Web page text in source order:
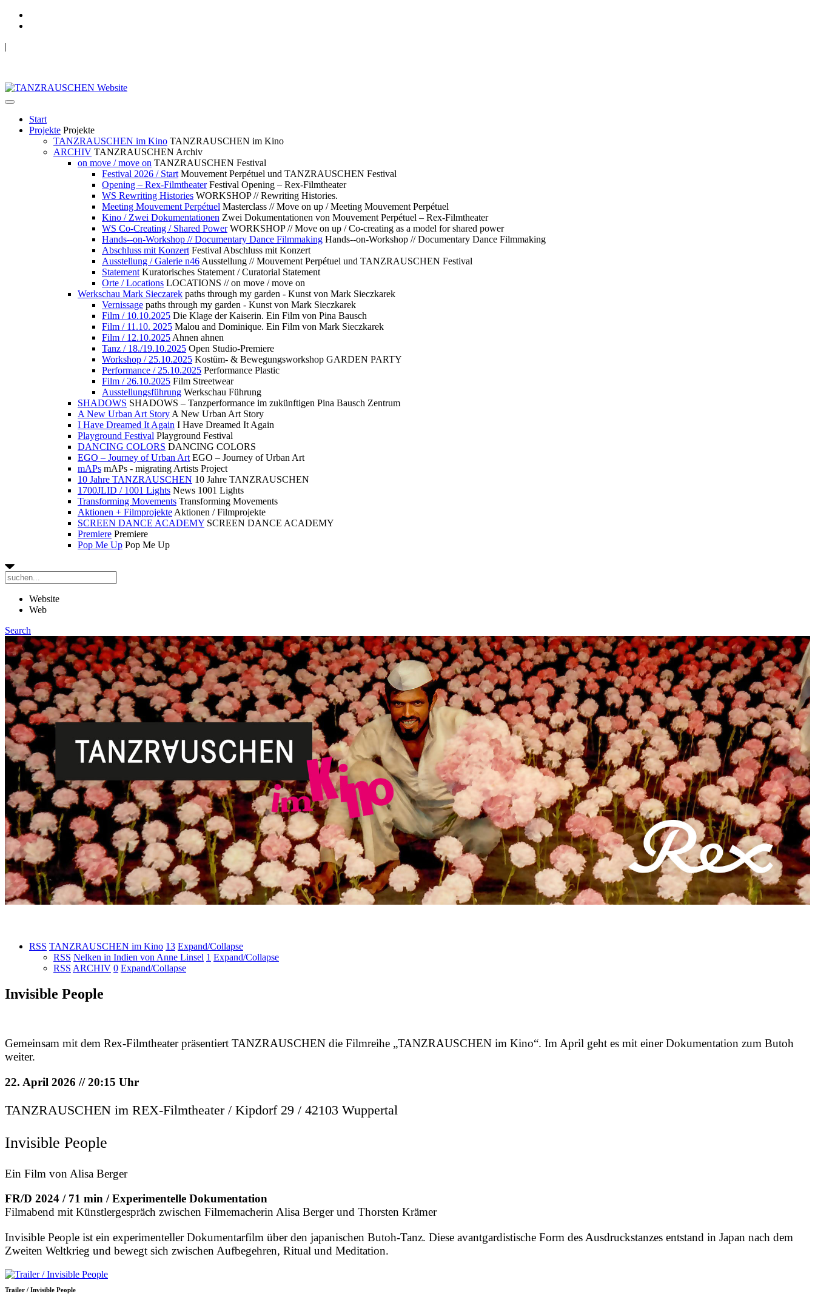
|
Start
Projekte Projekte
TANZRAUSCHEN im Kino TANZRAUSCHEN im Kino
ARCHIV TANZRAUSCHEN Archiv
on move / move on TANZRAUSCHEN Festival
Festival 2026 / Start Mouvement Perpétuel und TANZRAUSCHEN Festival
Opening – Rex-Filmtheater Festival Opening – Rex-Filmtheater
WS Rewriting Histories WORKSHOP // Rewriting Histories.
Meeting Mouvement Perpétuel Masterclass // Move on up / Meeting Mouvement Perpétuel
Kino / Zwei Dokumentationen Zwei Dokumentationen von Mouvement Perpétuel – Rex-Filmtheater
WS Co-Creating / Shared Power WORKSHOP // Move on up / Co-creating as a model for shared power
Hands--on-Workshop // Documentary Dance Filmmaking Hands--on-Workshop // Documentary Dance Filmmaking
Abschluss mit Konzert Festival Abschluss mit Konzert
Ausstellung / Galerie n46 Ausstellung // Mouvement Perpétuel und TANZRAUSCHEN Festival
Statement Kuratorisches Statement / Curatorial Statement
Orte / Locations LOCATIONS // on move / move on
Werkschau Mark Sieczarek paths through my garden - Kunst von Mark Sieczkarek
Vernissage paths through my garden - Kunst von Mark Sieczkarek
Film / 10.10.2025 Die Klage der Kaiserin. Ein Film von Pina Bausch
Film / 11.10. 2025 Malou and Dominique. Ein Film von Mark Sieczkarek
Film / 12.10.2025 Ahnen ahnen
Tanz / 18./19.10.2025 Open Studio-Premiere
Workshop / 25.10.2025 Kostüm- & Bewegungsworkshop GARDEN PARTY
Performance / 25.10.2025 Performance Plastic
Film / 26.10.2025 Film Streetwear
Ausstellungsführung Werkschau Führung
SHADOWS SHADOWS – Tanzperformance im zukünftigen Pina Bausch Zentrum
A New Urban Art Story A New Urban Art Story
I Have Dreamed It Again I Have Dreamed It Again
Playground Festival Playground Festival
DANCING COLORS DANCING COLORS
EGO – Journey of Urban Art EGO – Journey of Urban Art
mAPs mAPs - migrating Artists Project
10 Jahre TANZRAUSCHEN 10 Jahre TANZRAUSCHEN
1700JLID / 1001 Lights News 1001 Lights
Transforming Movements Transforming Movements
Aktionen + Filmprojekte Aktionen / Filmprojekte
SCREEN DANCE ACADEMY SCREEN DANCE ACADEMY
Premiere Premiere
Pop Me Up Pop Me Up
Website
Web
Search
RSS TANZRAUSCHEN im Kino 13 Expand/Collapse
RSS Nelken in Indien von Anne Linsel 1 Expand/Collapse
RSS ARCHIV 0 Expand/Collapse
Invisible People
Gemeinsam mit dem Rex-Filmtheater präsentiert TANZRAUSCHEN die Filmreihe „TANZRAUSCHEN im Kino“. Im April geht es mit einer Dokumentation zum Butoh
weiter.
22. April 2026 // 20:15 Uhr
TANZRAUSCHEN im REX-Filmtheater / Kipdorf 29 / 42103 Wuppertal
Invisible People
Ein Film von Alisa Berger
FR/D 2024 / 71 min / Experimentelle Dokumentation
Filmabend mit Künstlergespräch zwischen Filmemacherin Alisa Berger und Thorsten Krämer
Invisible People ist ein experimenteller Dokumentarfilm über den japanischen Butoh-Tanz. Diese avantgardistische Form des Ausdruckstanzes entstand in Japan nach dem
Zweiten Weltkrieg und bewegt sich zwischen Aufbegehren, Ritual und Meditation.
Trailer / Invisible People